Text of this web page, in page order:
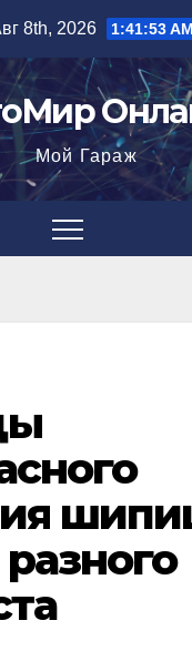
8th, 2026 1:41:54 AM
Мой Гараж